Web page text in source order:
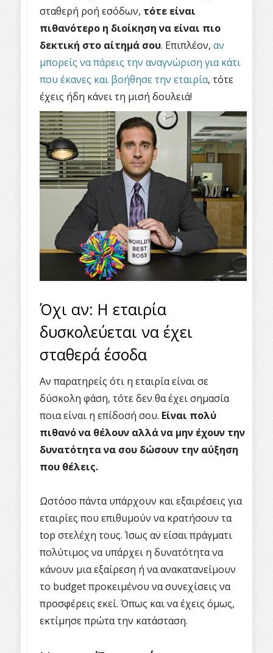
σταθερή ροή εσόδων, τότε είναι
πιθανότερο η διοίκηση να είναι πιο
δεκτική στο αίτημά σου. Επιπλέον, αν
μπορείς να πάρεις την αναγνώριση για κάτι
που έκανες και βοήθησε την εταιρία, τότε
έχεις ήδη κάνει τη μισή δουλειά!
Όχι αν: Η εταιρία
δυσκολεύεται να έχει
σταθερά έσοδα
Αν παρατηρείς ότι η εταιρία είναι σε
δύσκολη φάση, τότε δεν θα έχει σημασία
ποια είναι η επίδοσή σου. Είναι πολύ
πιθανό να θέλουν αλλά να μην έχουν την
δυνατότητα να σου δώσουν την αύξηση
που θέλεις.
Ωστόσο πάντα υπάρχουν και εξαιρέσεις για
εταιρίες που επιθυμούν να κρατήσουν τα
top στελέχη τους. Ίσως αν είσαι πράγματι
πολύτιμος να υπάρχει η δυνατότητα να
κάνουν μια εξαίρεση ή να ανακατανείμουν
το budget προκειμένου να συνεχίσεις να
προσφέρεις εκεί. Όπως και να έχεις όμως,
εκτίμησε πρώτα την κατάσταση.